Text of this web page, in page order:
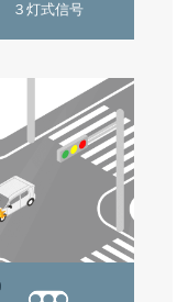
３灯式信号